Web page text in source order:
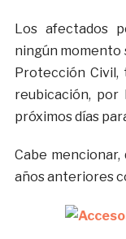
Los afectados
ningún momento
Protección Civil,
reubicación,
próximos días
Cabe
años anteriores